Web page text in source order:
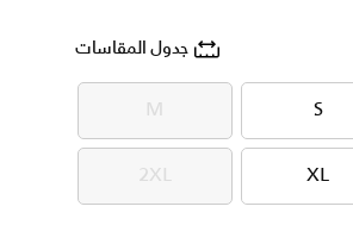
جدول المقاسات
S
S
M
M
XL
XL
2XL
2XL